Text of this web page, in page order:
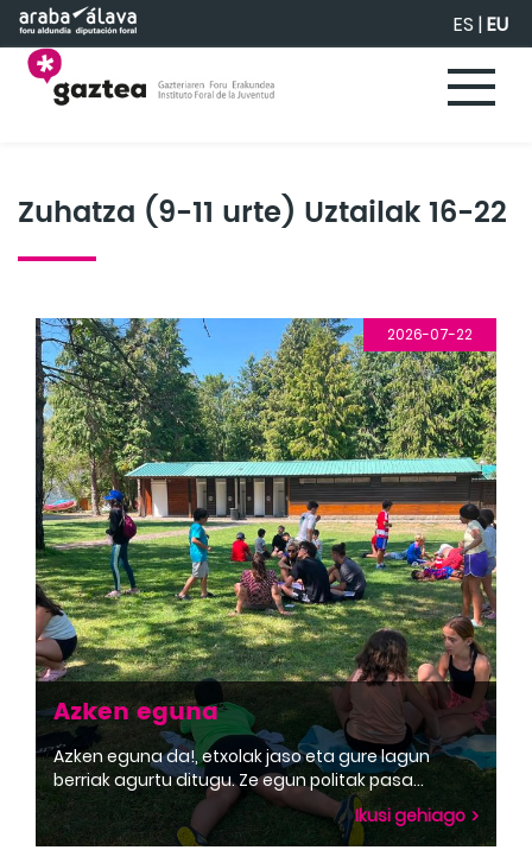
Eduki nagusira joan ES |EU
Zuhatza (9-11 urte) Uztailak 16-22
2026-07-22
Azken eguna
Azken eguna da!, etxolak jaso eta gure lagun
berriak agurtu ditugu. Ze egun politak pasa
ditugun zuhatzan!
Ikusi gehiago